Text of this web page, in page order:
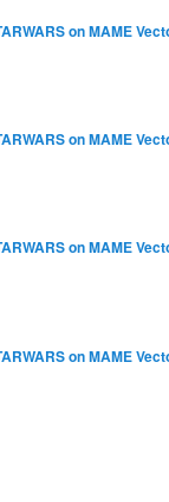
on MAME
on MAME
on MAME
on MAME